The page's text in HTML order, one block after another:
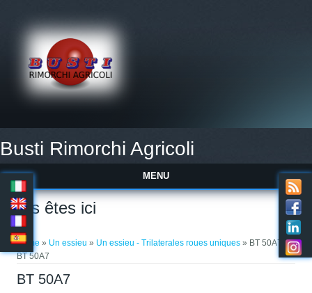
Busti Rimorchi Agricoli
MENU
Vous êtes ici
Home » Un essieu » Un essieu - Trilaterales roues uniques » BT 50A7 »
BT 50A7
BT 50A7